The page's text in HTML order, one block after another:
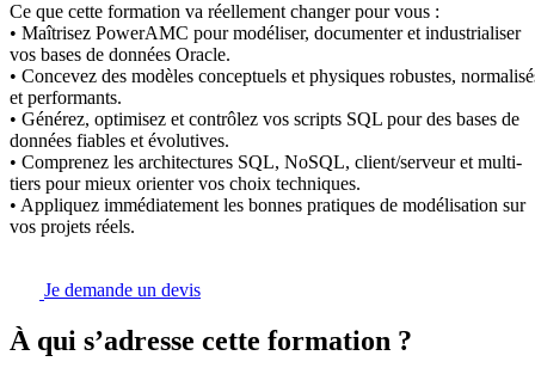
Ce que cette formation va réellement changer pour vous :
• Maîtrisez PowerAMC pour modéliser, documenter et industrialiser
vos bases de données Oracle.
• Concevez des modèles conceptuels et physiques robustes,
et performants.
• Générez, optimisez et contrôlez vos scripts SQL pour des bases de
données fiables et évolutives.
• Comprenez les architectures SQL, NoSQL, client/serveur et multi-
tiers pour mieux orienter vos choix techniques.
• Appliquez immédiatement les bonnes pratiques de modélisation sur
vos projets réels.
Je demande un devis
À qui s’adresse cette formation ?